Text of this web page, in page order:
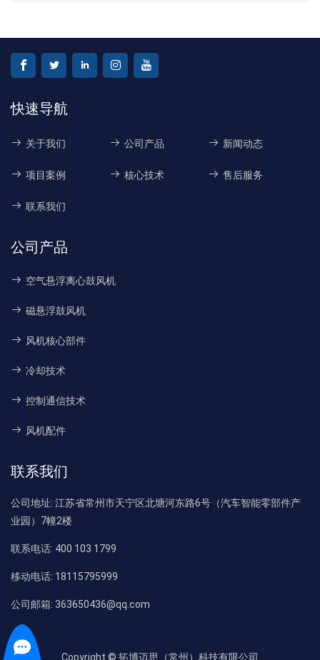
快速导航
关于我们 公司产品 新闻动态
项目案例 核心技术 售后服务
联系我们
公司产品
空气悬浮离心鼓风机
磁悬浮鼓风机
风机核心部件
冷却技术
控制通信技术
风机配件
联系我们
公司地址: 江苏省常州市天宁区北塘河东路6号（汽车智能零部件产
业园）7幢2楼
联系电话: 400 103 1799
移动电话: 18115795999
公司邮箱: 363650436@qq.com
Copyright © 拓博迈思（常州）科技有限公司